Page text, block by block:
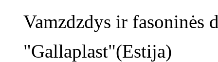
Vamzdzdys ir fasoninės
"Gallaplast"(Estija)